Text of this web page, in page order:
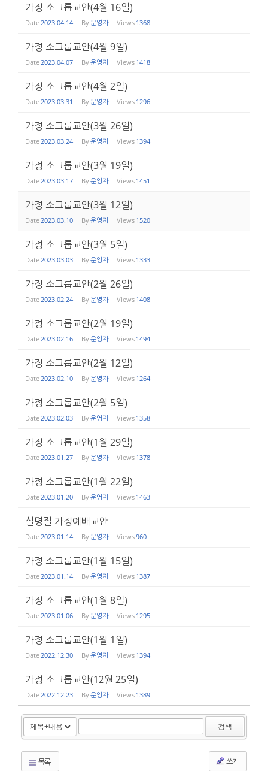
가정 소그룹교안(4월 16일)
Date2023.04.14 By운영자 Views 1368
가정 소그룹교안(4월 9일)
Date2023.04.07 By운영자 Views 1418
가정 소그룹교안(4월 2일)
Date2023.03.31 By운영자 Views 1296
가정 소그룹교안(3월 26일)
Date2023.03.24 By운영자 Views 1394
가정 소그룹교안(3월 19일)
Date2023.03.17 By운영자 Views 1451
가정 소그룹교안(3월 12일)
Date2023.03.10 By운영자 Views 1520
가정 소그룹교안(3월 5일)
Date2023.03.03 By운영자 Views 1333
가정 소그룹교안(2월 26일)
Date2023.02.24 By운영자 Views 1408
가정 소그룹교안(2월 19일)
Date2023.02.16 By운영자 Views 1494
가정 소그룹교안(2월 12일)
Date2023.02.10 By운영자 Views 1264
가정 소그룹교안(2월 5일)
Date2023.02.03 By운영자 Views 1358
가정 소그룹교안(1월 29일)
Date2023.01.27 By운영자 Views 1378
가정 소그룹교안(1월 22일)
Date2023.01.20 By운영자 Views 1463
설명절 가정예배교안
Date2023.01.14 By운영자 Views960
가정 소그룹교안(1월 15일)
Date2023.01.14 By운영자 Views 1387
가정 소그룹교안(1월 8일)
Date2023.01.06 By운영자 Views 1295
가정 소그룹교안(1월 1일)
Date2022.12.30 By운영자 Views 1394
가정 소그룹교안(12월 25일)
Date2022.12.23 By운영자 Views 1389
검색
목록 쓰기